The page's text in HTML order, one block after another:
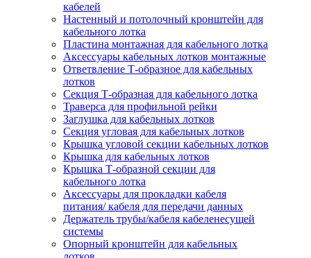
кабелей
Настенный и потолочный кронштейн для
кабельного лотка
Пластина монтажная для кабельного лотка
Аксессуары кабельных лотков монтажные
Ответвление Т-образное для кабельных
лотков
Секция Т-образная для кабельного лотка
Траверса для профильной рейки
Заглушка для кабельных лотков
Секция угловая для кабельных лотков
Крышка угловой секции кабельных лотков
Крышка для кабельных лотков
Крышка Т-образной секции для
кабельного лотка
Аксессуары для прокладки кабеля
питания/ кабеля для передачи данных
Держатель трубы/кабеля кабеленесущей
системы
Опорный кронштейн для кабельных